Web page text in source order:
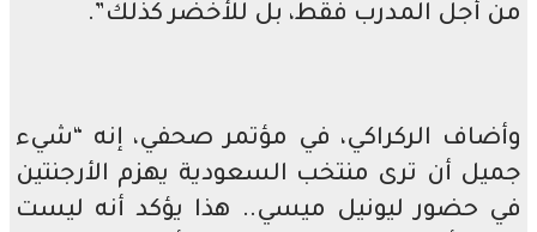
من أجل المدرب فقط، بل للأخضر كذلك”.
وأضاف الركراكي، في مؤتمر صحفي، إنه “شيء
جميل أن ترى منتخب السعودية يهزم الأرجنتين
في حضور ليونيل ميسي.. هذا يؤكد أنه ليست